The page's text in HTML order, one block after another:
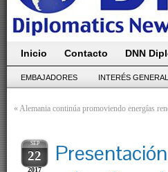
Inicio Contacto DNN
EMBAJADORES INTERÉS GENERAL
«Alemania continúa promoviendo energías
SEP
22
2017